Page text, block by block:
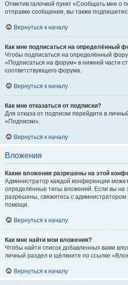
Отметив галочкой пункт «Сообщать мне о
отправке сообщения, вы также
Вернуться к началу
Как мне подписаться на определённый
Чтобы подписаться на определённый
«Подписаться на форум» в нижней части
соответствующего форума.
Вернуться к началу
Как мне отказаться от подписки?
Для отказа от подписки перейдите в
«Подписки».
Вернуться к началу
Вложения
Какие вложения разрешены на этой
Администратор каждой конференции
определённые типы вложений. Если вы не
разрешены, свяжитесь с
помощи.
Вернуться к началу
Как мне найти мои вложения?
Чтобы найти список добавленных вами
личный раздел и щёлкните по ссылке
Вернуться к началу